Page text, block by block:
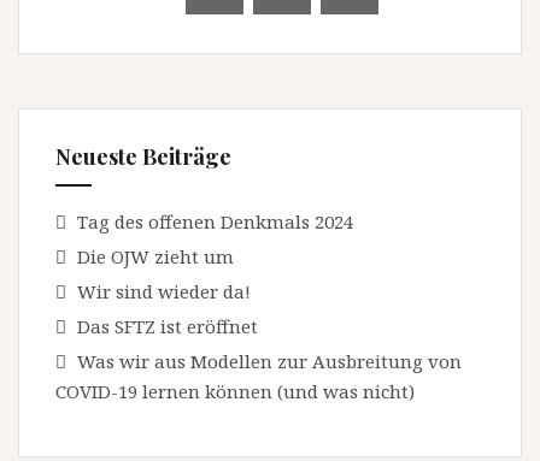
Neueste Beiträge
Tag des offenen Denkmals 2024
Die OJW zieht um
Wir sind wieder da!
Das SFTZ ist eröffnet
Was wir aus Modellen zur Ausbreitung von
COVID-19 lernen können (und was nicht)